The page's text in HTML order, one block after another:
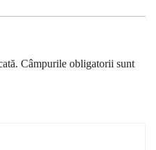
Câmpurile obligatorii sunt